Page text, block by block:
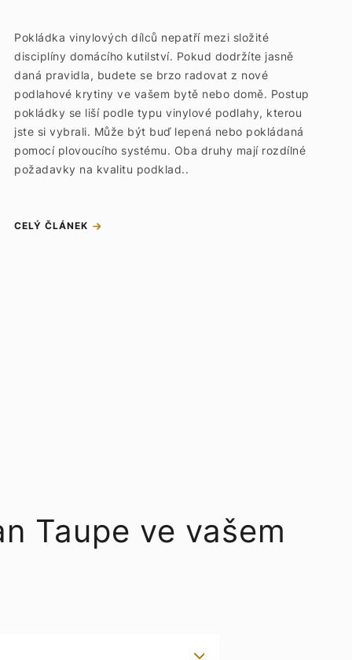
Pokládka vinylových dílců nepatří mezi složité
disciplíny domácího kutilství. Pokud dodržíte jasně
daná pravidla, budete se brzo radovat z nové
podlahové krytiny ve vašem bytě nebo domě. Postup
pokládky se liší podle typu vinylové podlahy, kterou
jste si vybrali. Může být buď lepená nebo pokládaná
pomocí plovoucího systému. Oba druhy mají rozdílné
požadavky na kvalitu podklad..
CELÝ ČLÁNEK
Taupe ve vašem